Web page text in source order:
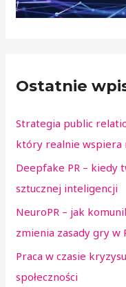
Ostatnie
Strategia public
który realnie wspiera
Deepfake PR – kiedy
sztucznej inteligencji
NeuroPR – jak
zmienia zasady gry w
Praca w czasie
społeczności